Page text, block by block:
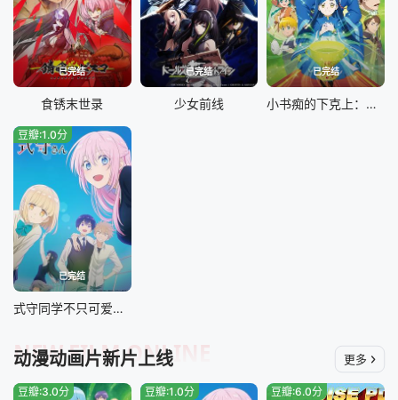
已完结
食锈末世录
已完结
少女前线
已完结
小书痴的下克上：为了成为图书管理员不择手段！第三季
已完结
豆瓣:1.0分
式守同学不只可爱而已
动漫动画片新片上线
NEW FILM ONLINE 更多
豆瓣:3.0分 豆瓣:1.0分 豆瓣:6.0分